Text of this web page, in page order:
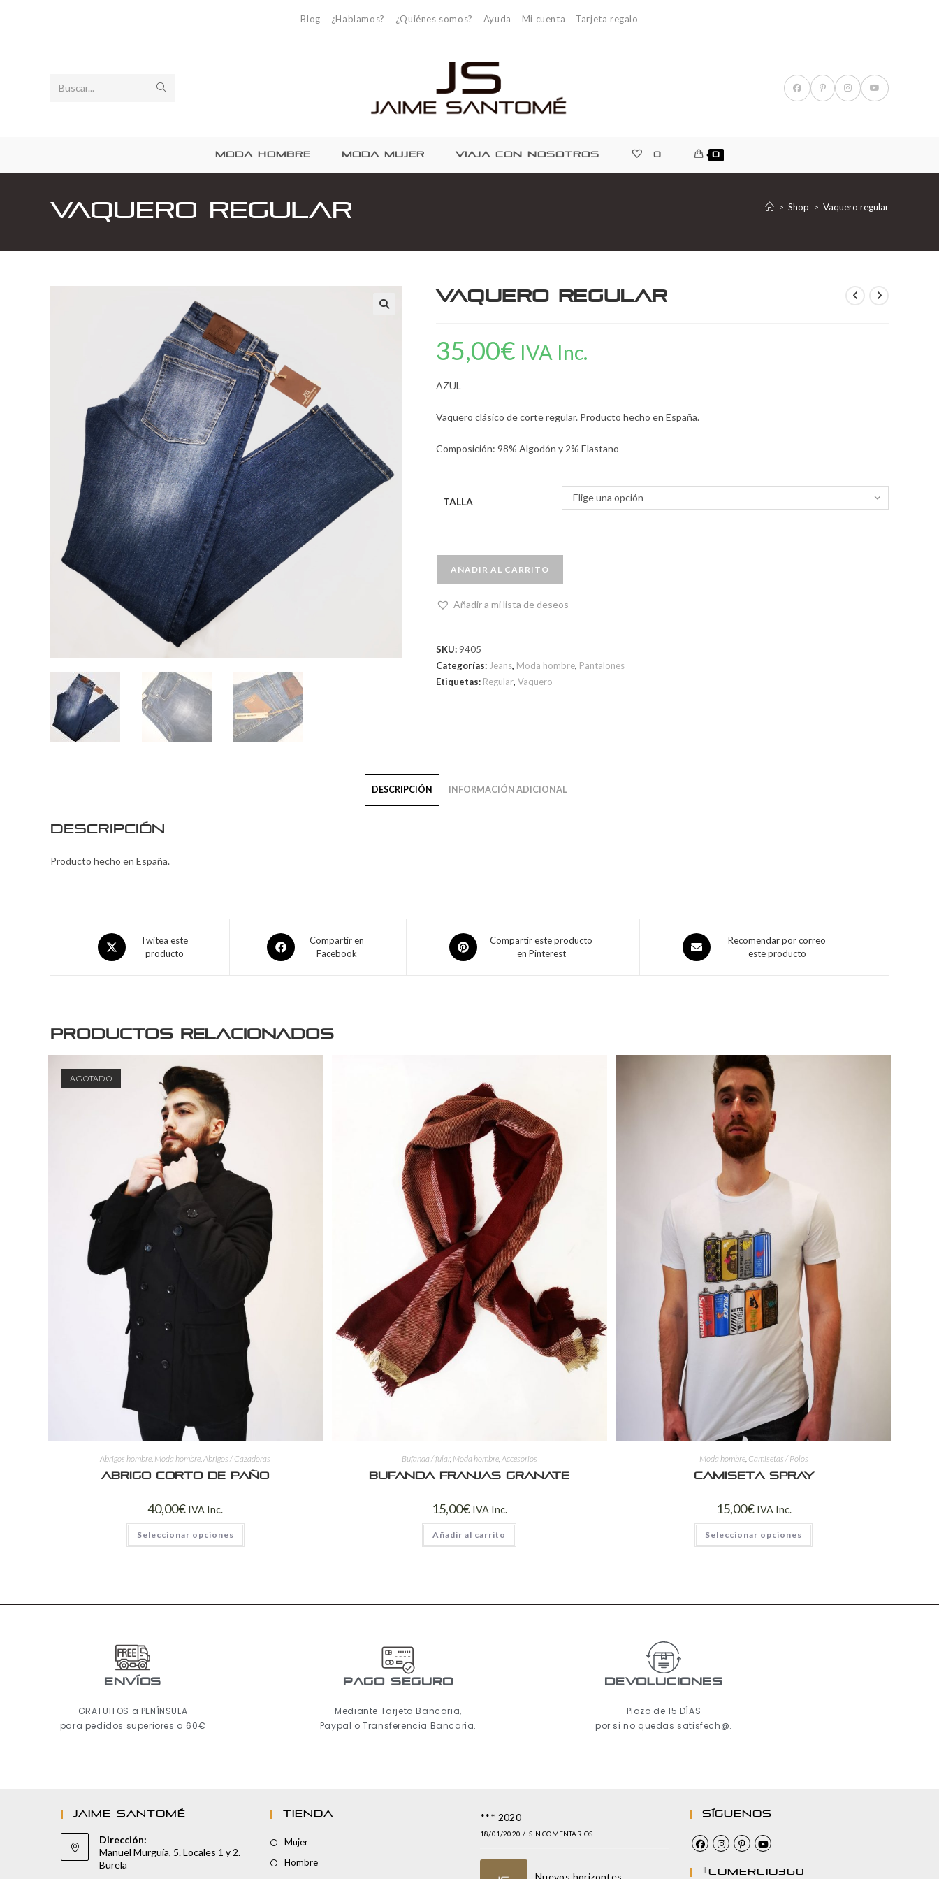
Blog ¿Hablamos? ¿Quiénes somos? Ayuda Mi cuenta Tarjeta regalo
Buscar...
MODA HOMBRE MODA MUJER VIAJA CON NOSOTROS 0 0
Vaquero regular > Shop > Vaquero regular
Vaquero regular
35,00€ IVA Inc.
AZUL
Vaquero clásico de corte regular. Producto hecho en España.
Composición: 98% Algodón y 2% Elastano
TALLA Elige una opción
AÑADIR AL CARRITO
Añadir a mi lista de deseos
SKU: 9405
Categorías: Jeans, Moda hombre, Pantalones
Etiquetas: Regular, Vaquero
DESCRIPCIÓN INFORMACIÓN ADICIONAL
Descripción
Producto hecho en España.
Twitea este
producto
Compartir en
Facebook
Compartir este producto
en Pinterest
Recomendar por correo
este producto
Productos relacionados
AGOTADO
Abrigos hombre Moda hombre ,Abrigos / Cazadoras
Abrigo corto de paño
40,00€ IVA Inc.
Seleccionar opciones
Bufanda / fular, Moda hombre, Accesorios
Bufanda franjas granate
15,00€ IVA Inc.
Añadir al carrito
Moda hombre, Camisetas / Polos
Camiseta spray
15,00€ IVA Inc.
Seleccionar opciones
ENVÍOS
GRATUITOS a PENÍNSULA
para pedidos superiores a 60€
pago seguro
Mediante Tarjeta Bancaria,
Paypal o Transferencia Bancaria.
Devoluciones
Plazo de 15 DÍAS
por si no quedas satisfech@.
JAIME SANTOMÉ
Dirección:
Manuel Murguía, 5. Locales 1 y 2.
Burela
TIENDA
Mujer
Hombre
*** 2020
18/01/2020 / SIN COMENTARIOS
Síguenos
#comercio360